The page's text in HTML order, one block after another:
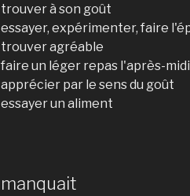
trouver à son goût
essayer, expérimenter, faire
trouver agréable
faire un léger repas l'après-midi
apprécier par le sens du goût
essayer un aliment
manquait